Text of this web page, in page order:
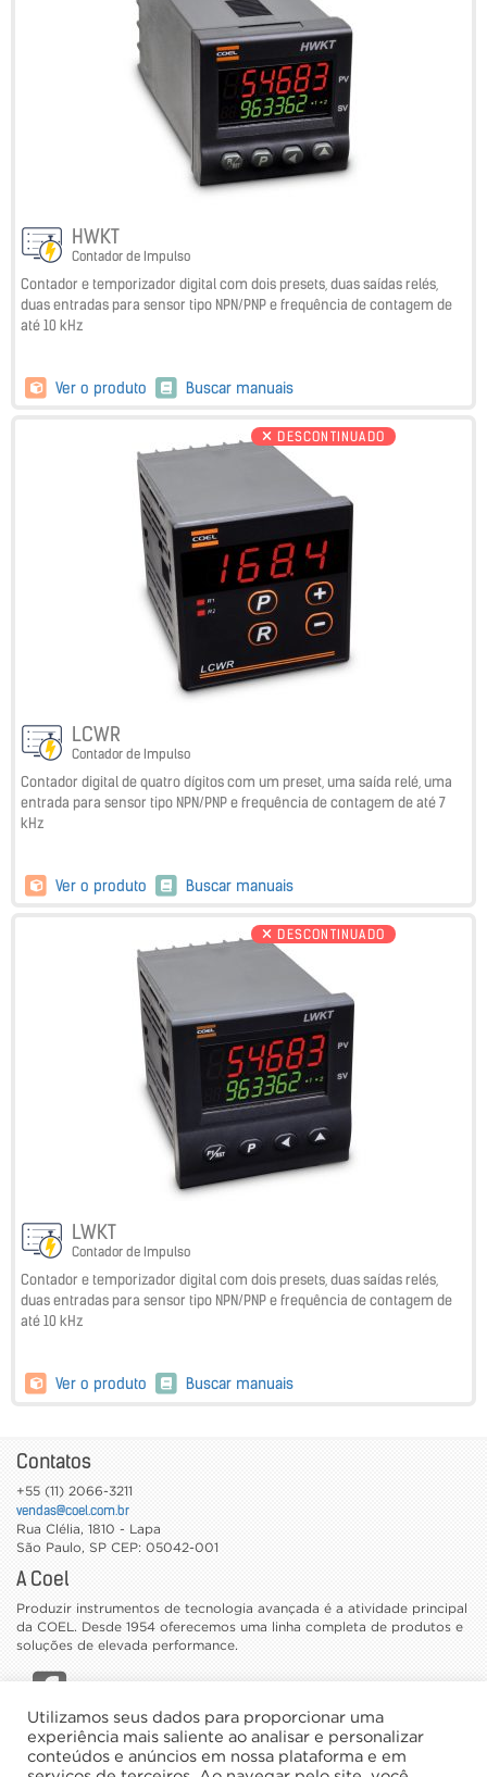
HWKT
Contador de Impulso
Contador e temporizador digital com dois presets, duas saídas relés,
duas entradas para sensor tipo NPN/PNP e frequência de contagem de
até 10 kHz
Ver o produto Buscar manuais
DESCONTINUADO
LCWR
Contador de Impulso
Contador digital de quatro dígitos com um preset, uma saída relé, uma
entrada para sensor tipo NPN/PNP e frequência de contagem de até 7
kHz
Ver o produto Buscar manuais
DESCONTINUADO
LWKT
Contador de Impulso
Contador e temporizador digital com dois presets, duas saídas relés,
duas entradas para sensor tipo NPN/PNP e frequência de contagem de
até 10 kHz
Ver o produto Buscar manuais
Contatos
+55 (11) 2066-3211
vendas@coel.com.br
Rua Clélia, 1810 - Lapa
São Paulo, SP CEP: 05042-001
A Coel
Produzir instrumentos de tecnologia avançada é a atividade principal
da COEL. Desde 1954 oferecemos uma linha completa de produtos e
soluções de elevada performance.
CATÁLOGOS
TRABALHE CONOSCO
Utilizamos seus dados para proporcionar uma
experiência mais saliente ao analisar e personalizar
conteúdos e anúncios em nossa plataforma e em